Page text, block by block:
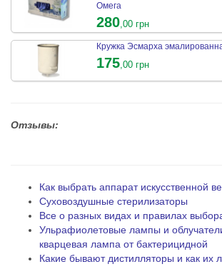
Омега
280,00 грн
Кружка Эсмарха
175,00 грн
Отзывы:
Как выбрать аппарат искусственной
Суховоздушные стерилизаторы
Все о разных видах и правилах
Ульрафиолетовые лампы и
кварцевая лампа от бактерицидной
Какие бывают дистилляторы и как их